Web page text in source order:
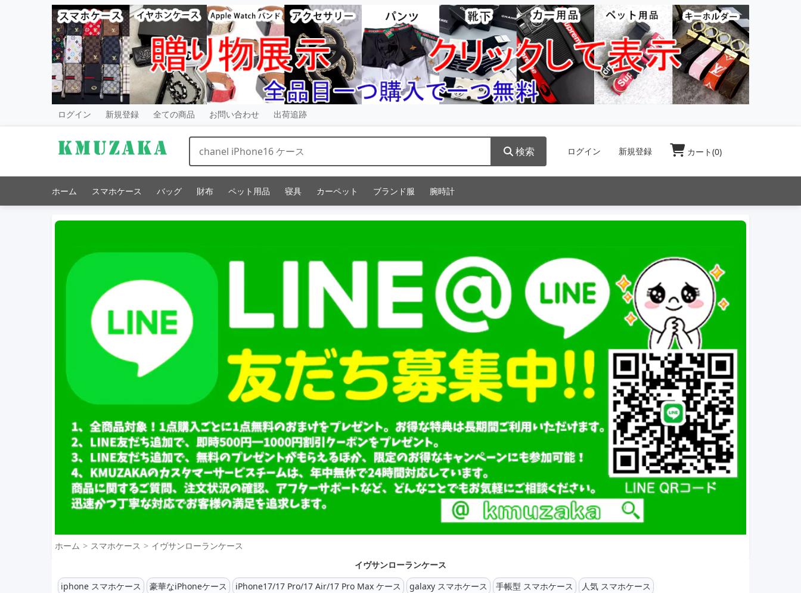
ログイン 新規登録 全ての商品 お問い合わせ 出荷追跡
検索 ログイン 新規登録 カート(0)
ホーム スマホケース バッグ 財布 ペット用品 寝具 カーペット ブランド服 腕時計
ホーム スマホケース
イヴサンローランケース
イヴサンローランケース
iphone スマホケース
豪華なiPhoneケース iPhone17/17 Pro/17 Air/17 Pro Max ケース galaxy スマホケース 手帳型 スマホケース
人気 スマホケース